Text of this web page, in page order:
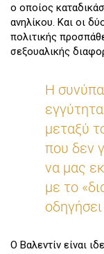
ο οποίος
ανηλίκου. Και οι
πολιτικής
σεξουαλικής
Η
μεταξύ
που δεν
να μας
με το
Ο Βαλεντίν είναι